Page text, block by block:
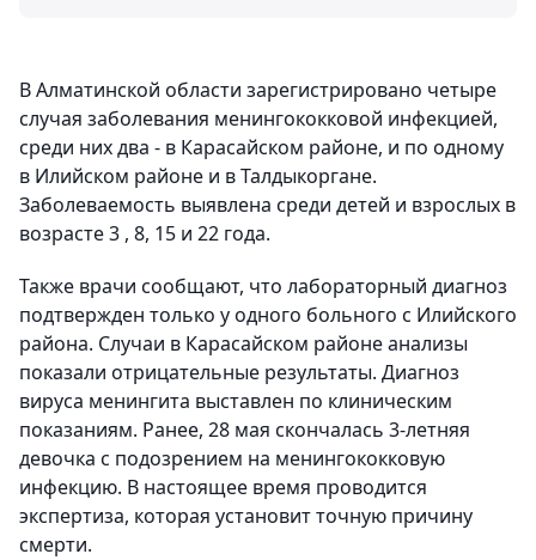
В Алматинской области зарегистрировано четыре
случая заболевания менингококковой инфекцией,
среди них два - в Карасайском районе, и по одному
в Илийском районе и в Талдыкоргане.
Заболеваемость выявлена среди детей и взрослых в
возрасте 3 , 8, 15 и 22 года.
Также врачи сообщают, что лабораторный диагноз
подтвержден только у одного больного с Илийского
района. Случаи в Карасайском районе анализы
показали отрицательные результаты. Диагноз
вируса менингита выставлен по клиническим
показаниям. Ранее, 28 мая скончалась 3-летняя
девочка с подозрением на менингококковую
инфекцию. В настоящее время проводится
экспертиза, которая установит точную причину
смерти.